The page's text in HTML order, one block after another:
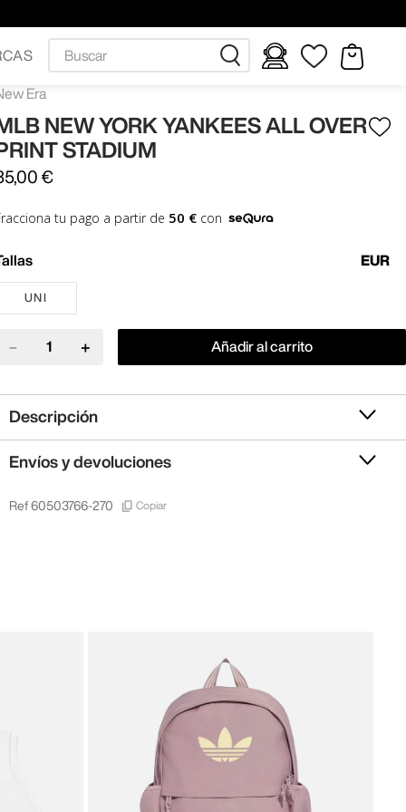
Era
NEW YORK YANKEES ALL OVER
STADIUM
,00 €
tu pago a partir de 50 €con
EUR
UNI
＋
－ Añadir al carrito
Descripción
Envíos y devoluciones
Ref 60503766-270 Copiar